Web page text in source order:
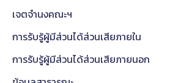
เจตจำนงคณะฯ
การรับรู้ผู้มีส่วนได้ส่วนเสียภายใน
การรับรู้ผู้มีส่วนได้ส่วนเสียภายนอก